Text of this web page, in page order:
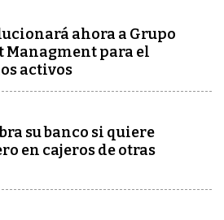
ahora a Grupo
Managment para el
activos
su banco si quiere
en cajeros de otras